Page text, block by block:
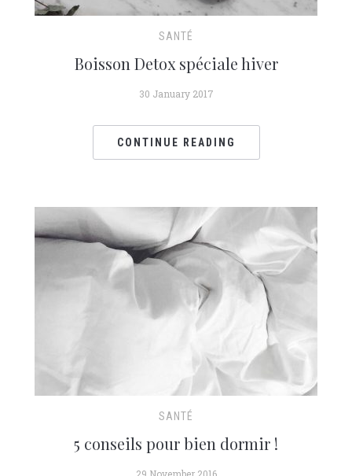
SANTÉ
Boisson Detox spéciale hiver
30 January 2017
CONTINUE READING
SANTÉ
5 conseils pour bien dormir !